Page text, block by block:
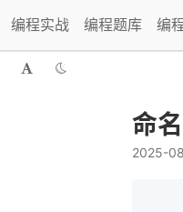
编程实战 编程题库 编
命名
2025-